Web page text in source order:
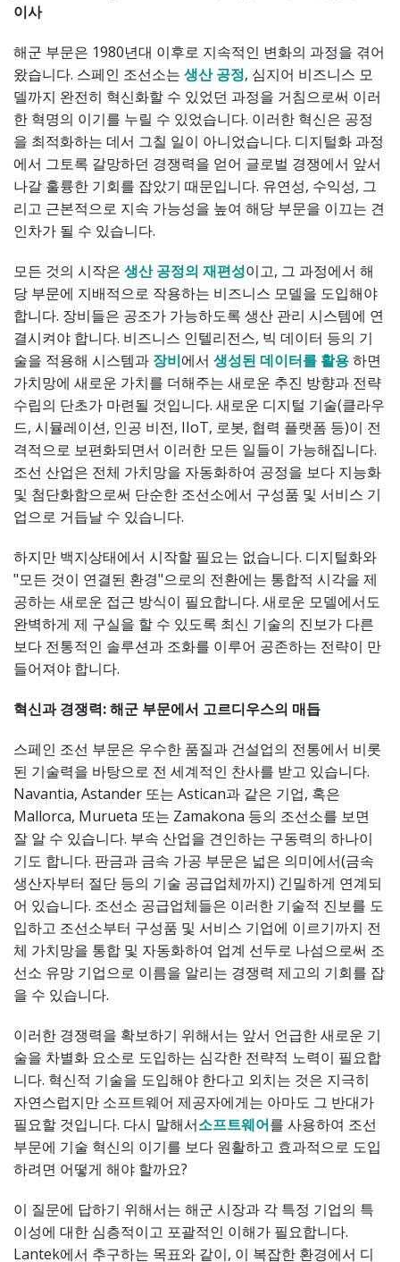
이사
해군 부문은 1980년대 이후로 지속적인 변화의 과정을 겪어
왔습니다. 스페인 조선소는 생산 공정, 심지어 비즈니스 모
델까지 완전히 혁신화할 수 있었던 과정을 거침으로써 이러
한 혁명의 이기를 누릴 수 있었습니다. 이러한 혁신은 공정
을 최적화하는 데서 그칠 일이 아니었습니다. 디지털화 과정
에서 그토록 갈망하던 경쟁력을 얻어 글로벌 경쟁에서 앞서
나갈 훌륭한 기회를 잡았기 때문입니다. 유연성, 수익성, 그
리고 근본적으로 지속 가능성을 높여 해당 부문을 이끄는 견
인차가 될 수 있습니다.
모든 것의 시작은 생산 공정의 재편성이고, 그 과정에서 해
당 부문에 지배적으로 작용하는 비즈니스 모델을 도입해야
합니다. 장비들은 공조가 가능하도록 생산 관리 시스템에 연
결시켜야 합니다. 비즈니스 인텔리전스, 빅 데이터 등의 기
술을 적용해 시스템과 장비에서 생성된 데이터를 활용하면
가치망에 새로운 가치를 더해주는 새로운 추진 방향과 전략
수립의 단초가 마련될 것입니다. 새로운 디지털 기술(클라우
드, 시뮬레이션, 인공 비전, IIoT, 로봇, 협력 플랫폼 등)이 전
격적으로 보편화되면서 이러한 모든 일들이 가능해집니다.
조선 산업은 전체 가치망을 자동화하여 공정을 보다 지능화
및 첨단화함으로써 단순한 조선소에서 구성품 및 서비스 기
업으로 거듭날 수 있습니다.
하지만 백지상태에서 시작할 필요는 없습니다. 디지털화와
"모든 것이 연결된 환경"으로의 전환에는 통합적 시각을 제
공하는 새로운 접근 방식이 필요합니다. 새로운 모델에서도
완벽하게 제 구실을 할 수 있도록 최신 기술의 진보가 다른
보다 전통적인 솔루션과 조화를 이루어 공존하는 전략이 만
들어져야 합니다.
혁신과 경쟁력: 해군 부문에서 고르디우스의 매듭
스페인 조선 부문은 우수한 품질과 건설업의 전통에서 비롯
된 기술력을 바탕으로 전 세계적인 찬사를 받고 있습니다.
Navantia, Astander 또는 Astican과 같은 기업, 혹은
Mallorca, Murueta 또는 Zamakona 등의 조선소를 보면
잘 알 수 있습니다. 부속 산업을 견인하는 구동력의 하나이
기도 합니다. 판금과 금속 가공 부문은 넓은 의미에서(금속
생산자부터 절단 등의 기술 공급업체까지) 긴밀하게 연계되
어 있습니다. 조선소 공급업체들은 이러한 기술적 진보를 도
입하고 조선소부터 구성품 및 서비스 기업에 이르기까지 전
체 가치망을 통합 및 자동화하여 업계 선두로 나섬으로써 조
선소 유망 기업으로 이름을 알리는 경쟁력 제고의 기회를 잡
을 수 있습니다.
이러한 경쟁력을 확보하기 위해서는 앞서 언급한 새로운 기
술을 차별화 요소로 도입하는 심각한 전략적 노력이 필요합
니다. 혁신적 기술을 도입해야 한다고 외치는 것은 지극히
자연스럽지만 소프트웨어 제공자에게는 아마도 그 반대가
필요할 것입니다. 다시 말해서소프트웨어를 사용하여 조선
부문에 기술 혁신의 이기를 보다 원활하고 효과적으로 도입
하려면 어떻게 해야 할까요?
이 질문에 답하기 위해서는 해군 시장과 각 특정 기업의 특
이성에 대한 심층적이고 포괄적인 이해가 필요합니다.
Lantek에서 추구하는 목표와 같이, 이 복잡한 환경에서 디